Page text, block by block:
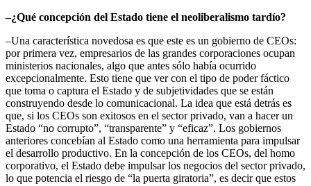
–¿Qué concepción del Estado tiene el neoliberalismo tardío?
–Una característica novedosa es que este es un gobierno de CEOs:
por primera vez, empresarios de las grandes corporaciones ocupan
ministerios nacionales, algo que antes sólo había ocurrido
excepcionalmente. Esto tiene que ver con el tipo de poder fáctico
que toma o captura el Estado y de subjetividades que se están
construyendo desde lo comunicacional. La idea que está detrás es
que, si los CEOs son exitosos en el sector privado, van a hacer un
Estado “no corrupto”, “transparente” y “eficaz”. Los gobiernos
anteriores concebían al Estado como una herramienta para impulsar
el desarrollo productivo. En la concepción de los CEOs, del homo
corporativo, el Estado debe impulsar los negocios del sector privado,
lo que potencia el riesgo de “la puerta giratoria”, es decir que estos